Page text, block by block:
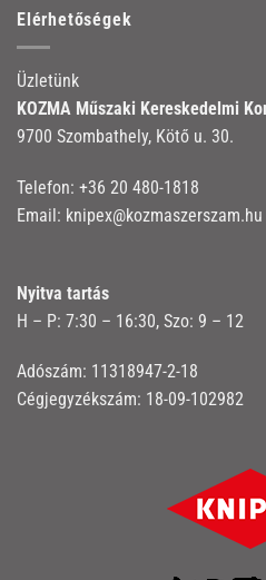
Elérhetőségek
Üzletünk
KOZMA Műszaki Kereskedelmi
9700 Szombathely, Kötő u. 30.
Telefon: +36 20 480-1818
Email: knipex@kozmaszerszam.hu
Nyitva tartás
H – P: 7:30 – 16:30, Szo: 9 – 12
Adószám: 11318947-2-18
Cégjegyzékszám: 18-09-102982